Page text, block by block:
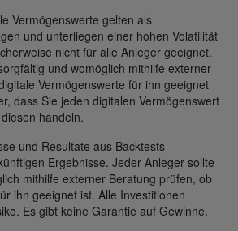
Vermögenswerte gelten als
und unterliegen einer hohen Volatilität
nicht für alle Anleger geeignet.
und womöglich mithilfe externer
Vermögenswerte für ihn geeignet
dass Sie jeden digitalen Vermögenswert
handeln.
und Resultate aus Backtests
Ergebnisse. Jeder Anleger sollte
mithilfe externer Beratung prüfen, ob
ihn geeignet ist. Alle Investitionen
Es gibt keine Garantie auf Gewinne.